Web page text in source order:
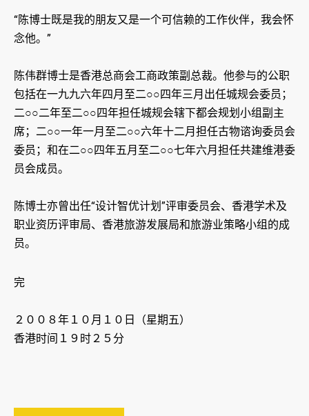
“陈博士既是我的朋友又是一个可信赖的工作伙伴，我会怀
念他。”
陈伟群博士是香港总商会工商政策副总裁。他参与的公职
包括在一九九六年四月至二○○四年三月出任城规会委员；
二○○二年至二○○四年担任城规会辖下都会规划小组副主
席；二○○一年一月至二○○六年十二月担任古物谘询委员会
委员；和在二○○四年五月至二○○七年六月担任共建维港委
员会成员。
陈博士亦曾出任“设计智优计划”评审委员会、香港学术及
职业资历评审局、香港旅游发展局和旅游业策略小组的成
员。
完
２００８年１０月１０日（星期五）
香港时间１９时２５分